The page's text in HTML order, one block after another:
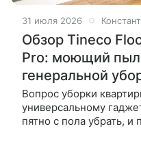
31 июля 2026
Обзор Tineco
Pro: моющий
генеральной
Вопрос уборки
универсальному
пятно с пола убрать, и